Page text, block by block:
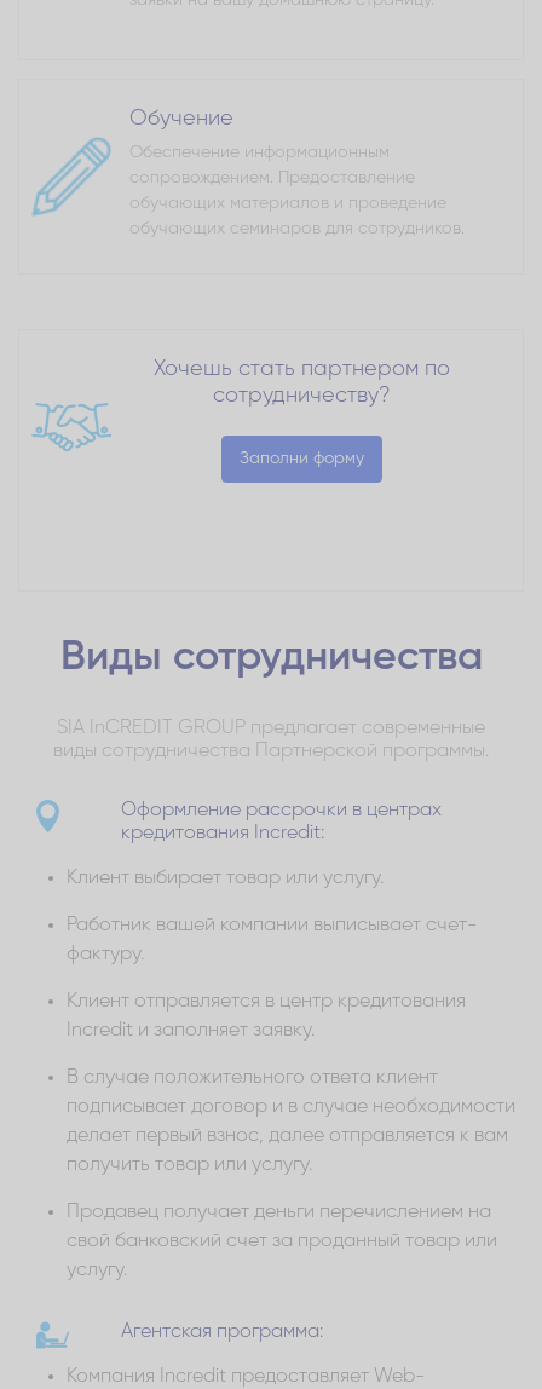
Обучение
Обеспечение информационным
сопровождением. Предоставление
обучающих материалов и проведение
обучающих семинаров для сотрудников.
Хочешь стать партнером по
сотрудничеству?
Заполни форму
Виды сотрудничества
SIA InCREDIT GROUP предлагает современные
виды сотрудничества Партнерской программы.
Оформление рассрочки в центрах
кредитования Incredit:
Клиент выбирает товар или услугу.
Работник вашей компании выписывает счет-
фактуру.
Клиент отправляется в центр кредитования
Incredit и заполняет заявку.
В случае положительного ответа клиент
подписывает договор и в случае необходимости
делает первый взнос, далее отправляется к вам
получить товар или услугу.
Продавец получает деньги перечислением на
свой банковский счет за проданный товар или
услугу.
Агентская программа:
Компания Incredit предоставляет Web-